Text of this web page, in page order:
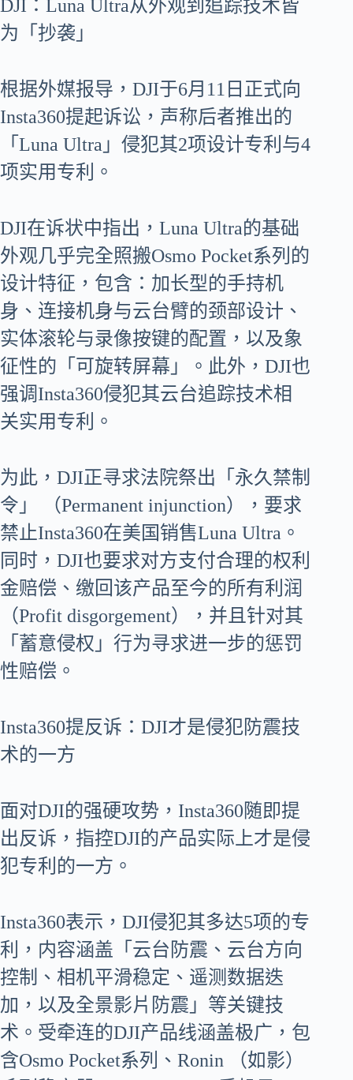
DJI：Luna Ultra从外观到追踪技术皆
为「抄袭」
根据外媒报导，DJI于6月11日正式向
Insta360提起诉讼，声称后者推出的
「Luna Ultra」侵犯其2项设计专利与4
项实用专利。
DJI在诉状中指出，Luna Ultra的基础
外观几乎完全照搬Osmo Pocket系列的
设计特征，包含：加长型的手持机
身、连接机身与云台臂的颈部设计、
实体滚轮与录像按键的配置，以及象
征性的「可旋转屏幕」。此外，DJI也
强调Insta360侵犯其云台追踪技术相
关实用专利。
为此，DJI正寻求法院祭出「永久禁制
令」 （Permanent injunction），要求
禁止Insta360在美国销售Luna Ultra。
同时，DJI也要求对方支付合理的权利
金赔偿、缴回该产品至今的所有利润
（Profit disgorgement），并且针对其
「蓄意侵权」行为寻求进一步的惩罚
性赔偿。
Insta360提反诉：DJI才是侵犯防震技
术的一方
面对DJI的强硬攻势，Insta360随即提
出反诉，指控DJI的产品实际上才是侵
犯专利的一方。
Insta360表示，DJI侵犯其多达5项的专
利，内容涵盖「云台防震、云台方向
控制、相机平滑稳定、遥测数据迭
加，以及全景影片防震」等关键技
术。受牵连的DJI产品线涵盖极广，包
含Osmo Pocket系列、Ronin （如影）